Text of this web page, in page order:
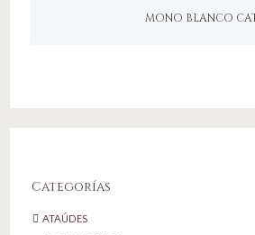
MONO BLANCO
Categorías
ATAÚDES